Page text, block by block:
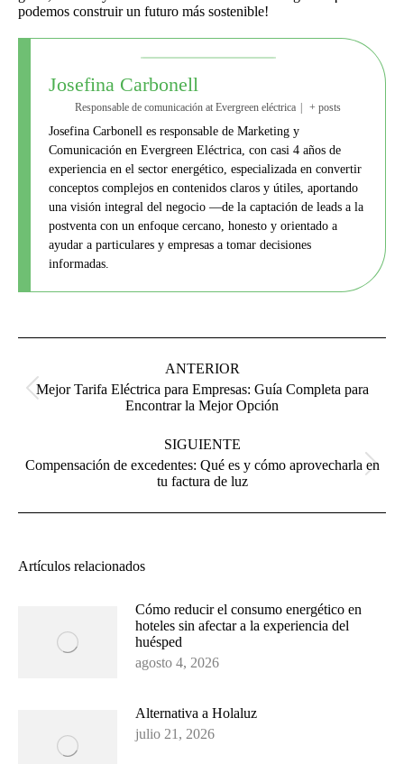
podemos construir un futuro más sostenible!
Josefina Carbonell
Responsable de comunicación at Evergreen eléctrica + posts
Josefina Carbonell es responsable de Marketing y
Comunicación en Evergreen Eléctrica, con casi 4 años de
experiencia en el sector energético, especializada en convertir
conceptos complejos en contenidos claros y útiles, aportando
una visión integral del negocio —de la captación de leads a la
postventa con un enfoque cercano, honesto y orientado a
ayudar a particulares y empresas a tomar decisiones
informadas.
publicaciones
ANTERIOR
Publicación
anterior:
Mejor Tarifa Eléctrica para Empresas: Guía Completa para
Encontrar la Mejor Opción
SIGUIENTE
Publicación
siguiente:
Compensación de excedentes: Qué es y cómo aprovecharla en
tu factura de luz
Artículos relacionados
Cómo reducir el consumo energético en
hoteles sin afectar a la experiencia del
huésped
agosto 4, 2026
Alternativa a Holaluz
julio 21, 2026